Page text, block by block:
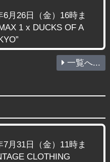
6月26日（金）16時ま
1 x DUCKS OF A
一覧へ...
7月31日（金）11時ま
CLOTHING